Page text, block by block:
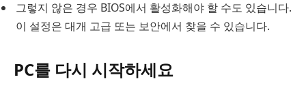
그렇지 않은 경우 BIOS에서 활성화해야 할 수도 있습니다.
이 설정은 대개 고급 또는 보안에서 찾을 수 있습니다.
PC를 다시 시작하세요